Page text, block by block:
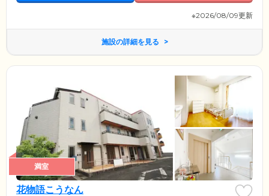
※2026/08/09更新
施設の詳細を見る
満室
花物語こうなん